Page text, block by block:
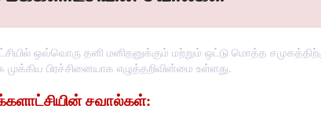
ஒவ்வொரு தனி மனிதனுக்கும் மற்றும் ஒட்டு மொத்த
முக்கிய பிரச்சினையாக எழுத்தறிவின்மை உள்ளது.
சவால்கள்: